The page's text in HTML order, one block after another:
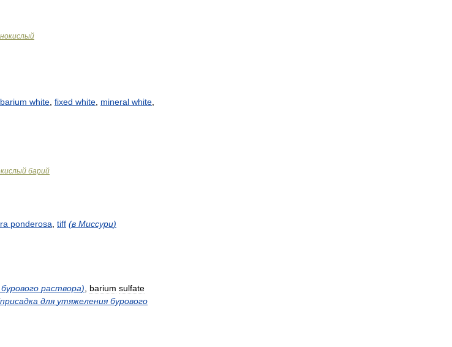
barium white fixed white mineral white
барий
ponderosa tiff (в Миссури)
бурового раствора) barium sulfate
присадка для утяжеления бурового